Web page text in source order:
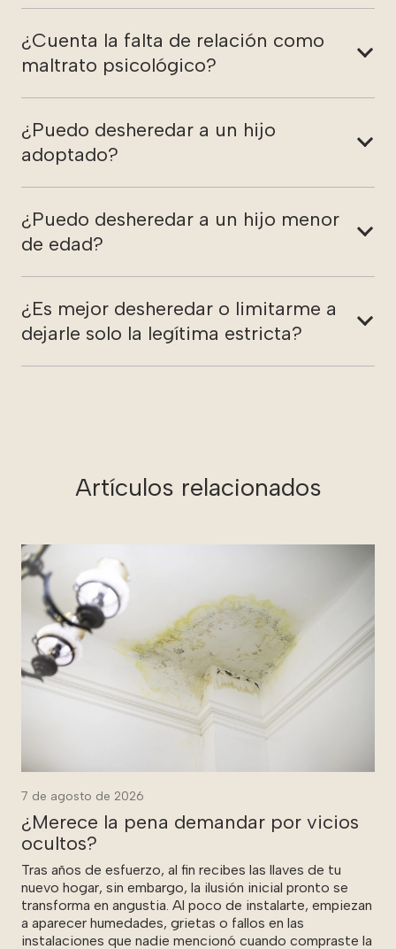
¿Cuenta la falta de relación como
maltrato psicológico?
¿Puedo desheredar a un hijo
adoptado?
¿Puedo desheredar a un hijo menor
de edad?
¿Es mejor desheredar o limitarme a
dejarle solo la legítima estricta?
Artículos relacionados
7 de agosto de 2026
¿Merece la pena demandar por vicios
ocultos?
Tras años de esfuerzo, al fin recibes las llaves de tu
nuevo hogar, sin embargo, la ilusión inicial pronto se
transforma en angustia. Al poco de instalarte, empiezan
a aparecer humedades, grietas o fallos en las
instalaciones que nadie mencionó cuando compraste la